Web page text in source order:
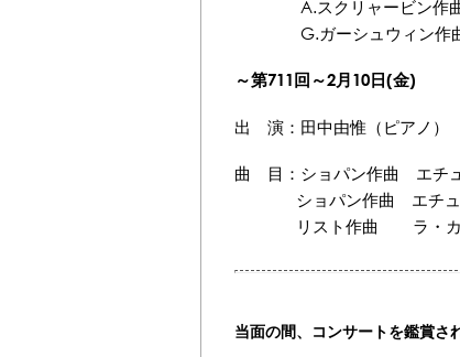
A.スクリャービン作曲
G.ガーシュウィン作曲
～第711回 ～2月10日(金)
出 演：田中由惟（ピアノ）
曲 目：ショパン作曲 エチュ
ショパン作曲 エチュー
リスト作曲 ラ・カ
当面の間、コンサートを鑑賞さ